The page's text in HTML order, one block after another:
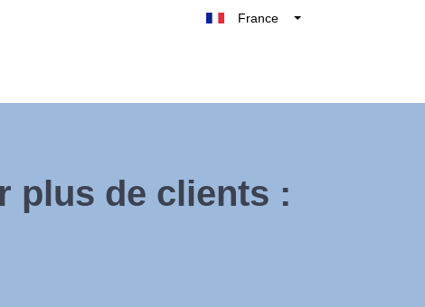
France
Nederland
España
plus de clients :